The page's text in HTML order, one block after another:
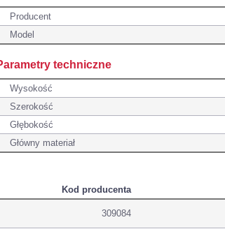
Producent
Model
techniczne
Wysokość
Szerokość
Głębokość
Główny materiał
Kod producenta
309084